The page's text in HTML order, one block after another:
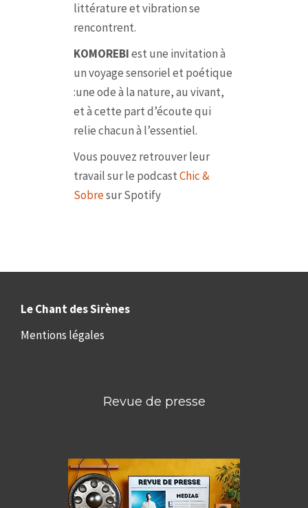
littérature et vibration se
rencontrent.
KOMOREBIest une invitation à
un voyage sensoriel et poétique
:une ode à la nature, au vivant,
et à cette part d’écoute qui
relie chacun à l’essentiel.
Vous pouvez retrouver leur
travail sur le podcastChic &
Sobresur Spotify
Le Chant des Sirènes
Mentions légales
Revue de presse